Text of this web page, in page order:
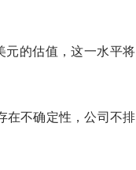
元的估值，这一水平将
在不确定性，公司不排